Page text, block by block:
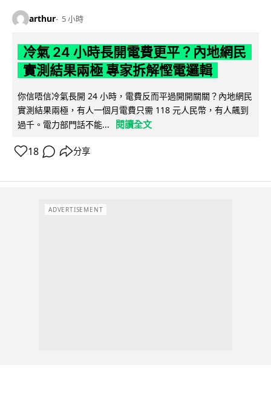
arthur 5 小時
冷氣 24 小時長開電費更平？內地網民
實測結果兩極 專家拆解慳電邏輯
你信唔信冷氣長開 24 小時，電費反而平過開開關關？內地網民
實測結果兩極，有人一個月電費只需 118 元人民幣，有人飆到
過千。電力部門話不能...
閱讀全文
18 分享
ADVERTISEMENT